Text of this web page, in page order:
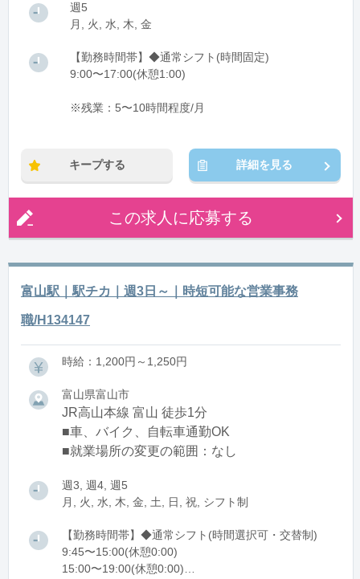
週5
月, 火, 水, 木, 金
【勤務時間帯】◆通常シフト(時間固定)
9:00〜17:00(休憩1:00)
※残業：5〜10時間程度/月
キープする 詳細を見る
この求人に応募する
富山駅｜駅チカ｜週3日～｜時短可能な営業事務
職/H134147
時給：1,200円～1,250円
富山県富山市
JR高山本線 富山 徒歩1分
■車、バイク、自転車通勤OK
■就業場所の変更の範囲：なし
週3, 週4, 週5
月, 火, 水, 木, 金, 土, 日, 祝, シフト制
【勤務時間帯】◆通常シフト(時間選択可・交替制)
9:45〜15:00(休憩0:00)
15:00〜19:00(休憩0:00)